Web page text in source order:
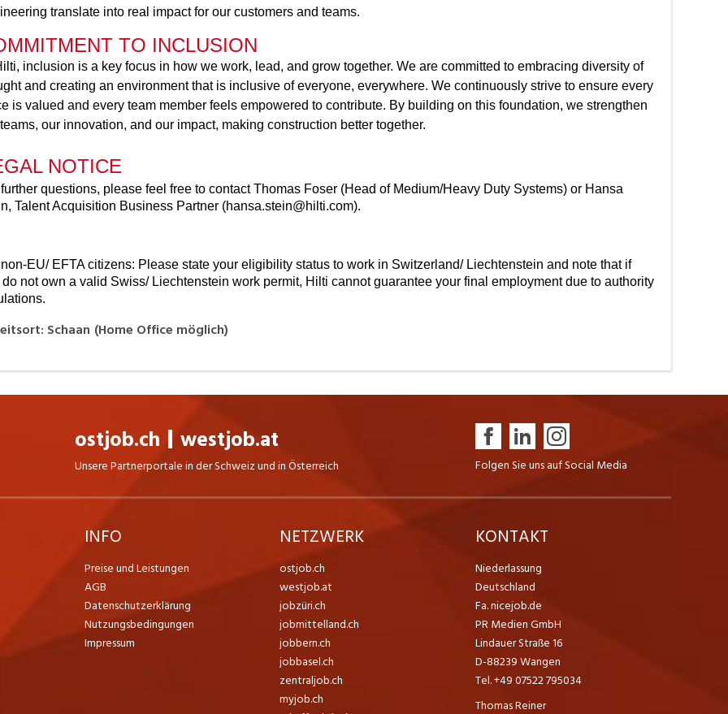
translate into real impact for our customers and teams.
TO INCLUSION
inclusion is a key focus in how we work, lead, and grow together. We are committed to embracing diversity of
and creating an environment that is inclusive of everyone, everywhere. We continuously strive to ensure every
is valued and every team member feels empowered to contribute. By building on this foundation, we strengthen
our innovation, and our impact, making construction better together.
NOTICE
questions, please feel free to contact Thomas Foser (Head of Medium/Heavy Duty Systems) or Hansa
Talent Acquisition Business Partner (hansa.stein@hilti.com).
non-EU/ EFTA citizens: Please state your eligibility status to work in Switzerland/ Liechtenstein and note that if
not own a valid Swiss/ Liechtenstein work permit, Hilti cannot guarantee your final employment due to authority
: Schaan (Home Office möglich)
ostjob.ch westjob.at
Unsere Partnerportale in der Schweiz und in Österreich Folgen Sie uns auf Social Media
INFO
Preise und Leistungen
AGB
Datenschutzerklärung
Nutzungsbedingungen
Impressum
NETZWERK
ostjob.ch
westjob.at
jobzüri.ch
jobmittelland.ch
jobbern.ch
jobbasel.ch
zentraljob.ch
myjob.ch
KONTAKT
Niederlassung
Deutschland
Fa. nicejob.de
PR Medien GmbH
Lindauer Straße 16
D-88239 Wangen
Tel. +49 07522 795034
Thomas Reiner